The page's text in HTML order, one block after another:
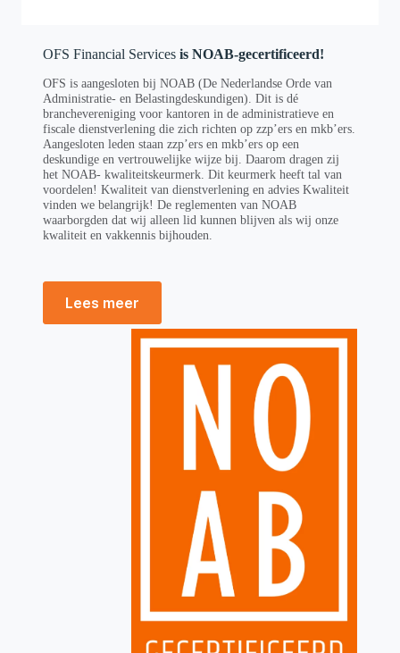
OFS Financial Services is NOAB-gecertificeerd!
OFS is aangesloten bij NOAB (De Nederlandse Orde van
Administratie- en Belastingdeskundigen). Dit is dé
branchevereniging voor kantoren in de administratieve en
fiscale dienstverlening die zich richten op zzp’ers en mkb’ers.
Aangesloten leden staan zzp’ers en mkb’ers op een
deskundige en vertrouwelijke wijze bij. Daarom dragen zij
het NOAB- kwaliteitskeurmerk. Dit keurmerk heeft tal van
voordelen! Kwaliteit van dienstverlening en advies Kwaliteit
vinden we belangrijk! De reglementen van NOAB
waarborgden dat wij alleen lid kunnen blijven als wij onze
kwaliteit en vakkennis bijhouden.
Lees meer